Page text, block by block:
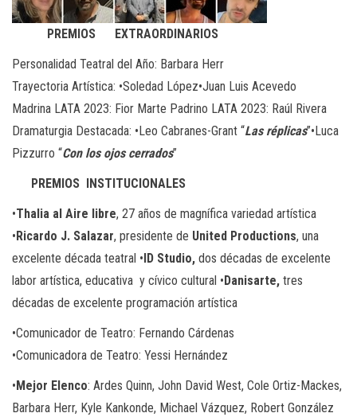
PREMIOS EXTRAORDINARIOS
Personalidad Teatral del Año: Barbara Herr
Trayectoria Artística: •Soledad López•Juan Luis Acevedo
Madrina LATA 2023: Fior Marte Padrino LATA 2023: Raúl Rivera
Dramaturgia Destacada: •Leo Cabranes-Grant “Las réplicas”• Luca
Pizzurro “Con los ojos cerrados”
PREMIOS
INSTITUCIONALES
•Thalia al Aire libre, 27 años de magnífica variedad artística
• Ricardo J. Salazar, presidente de United Productions, una
excelente década teatral • ID Studio, dos décadas de excelente
labor artística, educativa y cívico cultural • Danisarte, tres
décadas de excelente programación artística
•Comunicador de Teatro: Fernando Cárdenas
•Comunicadora de Teatro: Yessi Hernández
• Mejor Elenco: Ardes Quinn, John David West, Cole Ortiz-Mackes,
Barbara Herr, Kyle Kankonde, Michael Vázquez, Robert González